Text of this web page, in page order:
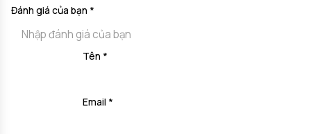
Đánh giá của bạn *
Tên *
Email *